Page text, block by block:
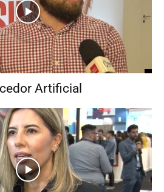
Artificial